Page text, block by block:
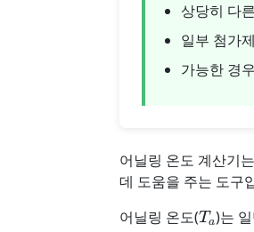
상당히 다
일부 첨가
가능한 경
어닐링 온도 계산기
데 도움을 주는 도구
어닐링 온도(
)는